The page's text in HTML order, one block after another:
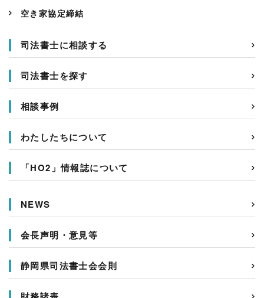
空き家協定締結
司法書士に相談する
司法書士を探す
相談事例
わたしたちについて
「HO2」情報誌について
NEWS
会長声明・意見等
静岡県司法書士会会則